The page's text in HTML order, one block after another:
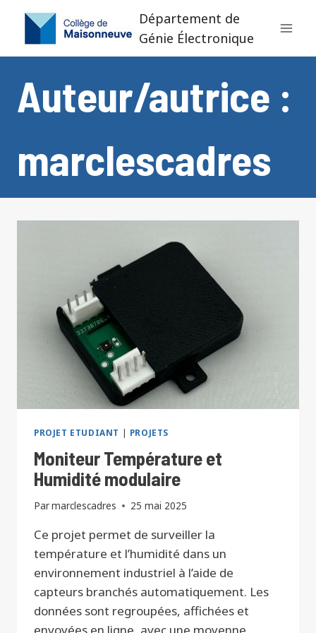
contenu
Département de
Génie Électronique
Auteur/autrice :
marclescadres
PROJET ETUDIANT | PROJETS
Moniteur Température et
Humidité modulaire
Parmarclescadres 25 mai 2025
Ce projet permet de surveiller la
température et l’humidité dans un
environnement industriel à l’aide de
capteurs branchés automatiquement. Les
données sont regroupées, affichées et